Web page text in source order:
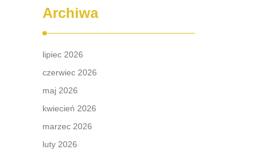
Archiwa
lipiec 2026
czerwiec 2026
maj 2026
kwiecień 2026
marzec 2026
luty 2026